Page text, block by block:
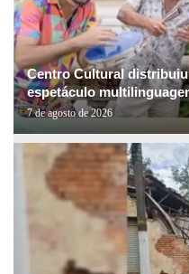
Centro Cultural
espetáculo
7 de agosto de 2026